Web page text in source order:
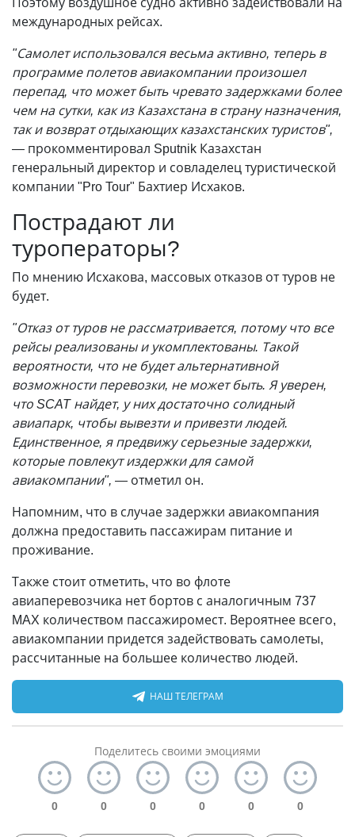
международных рейсах.
"Самолет использовался весьма активно, теперь в
программе полетов авиакомпании произошел
перепад, что может быть чревато задержками более
чем на сутки, как из Казахстана в страну назначения,
так и возврат отдыхающих казахстанских туристов",
— прокомментировал Sputnik Казахстан
генеральный директор и совладелец туристической
компании "Pro Tour" Бахтиер Исхаков.
Пострадают ли
туроператоры?
По мнению Исхакова, массовых отказов от туров не
будет.
"Отказ от туров не рассматривается, потому что все
рейсы реализованы и укомплектованы. Такой
вероятности, что не будет альтернативной
возможности перевозки, не может быть. Я уверен,
что SCAT найдет, у них достаточно солидный
авиапарк, чтобы вывезти и привезти людей.
Единственное, я предвижу серьезные задержки,
которые повлекут издержки для самой
авиакомпании", — отметил он.
Напомним, что в случае задержки авиакомпания
должна предоставить пассажирам питание и
проживание.
Также стоит отметить, что во флоте
авиаперевозчика нет бортов с аналогичным 737
MAX количеством пассажиромест. Вероятнее всего,
авиакомпании придется задействовать самолеты,
рассчитанные на большее количество людей.
НАШ ТЕЛЕГРАМ
Поделитесь своими эмоциями
0 0 0 0 0 0